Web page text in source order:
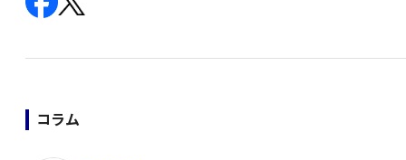
コラム